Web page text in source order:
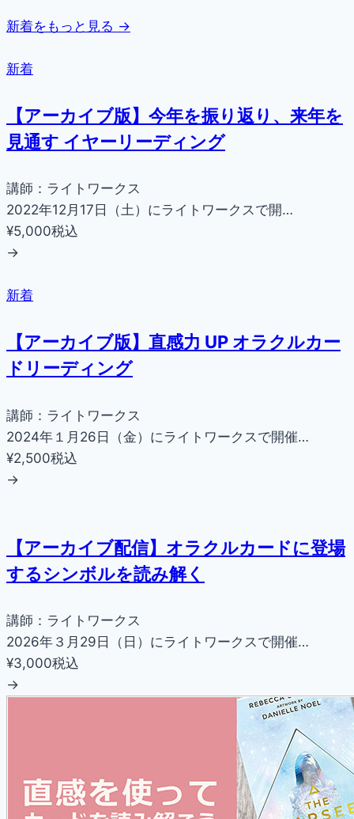
新着をもっと見る →
新着
【アーカイブ版】今年を振り返り、来年を
見通す イヤーリーディング
講師：ライトワークス
2022年12月17日（土）にライトワークスで開…
¥5,000税込
→
新着
【アーカイブ版】直感力 UP オラクルカー
ドリーディング
講師：ライトワークス
2024年１月26日（金）にライトワークスで開催…
¥2,500税込
→
【アーカイブ配信】オラクルカードに登場
するシンボルを読み解く
講師：ライトワークス
2026年３月29日（日）にライトワークスで開催…
¥3,000税込
→